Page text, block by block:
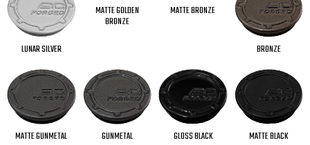
LUNAR SILVER
MATTE GOLDEN
BRONZE
MATTE BRONZE
BRONZE
MATTE GUNMETAL GUNMETAL GLOSS BLACK MATTE BLACK